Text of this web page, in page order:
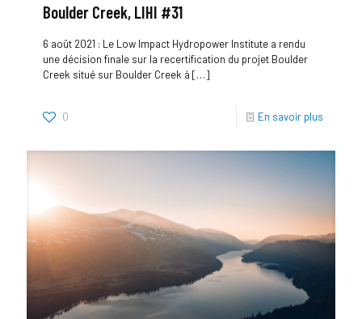
Boulder Creek, LIHI #31
6 août 2021 : Le Low Impact Hydropower Institute a rendu
une décision finale sur la recertification du projet Boulder
Creek situé sur Boulder Creek à […]
0 En savoir plus